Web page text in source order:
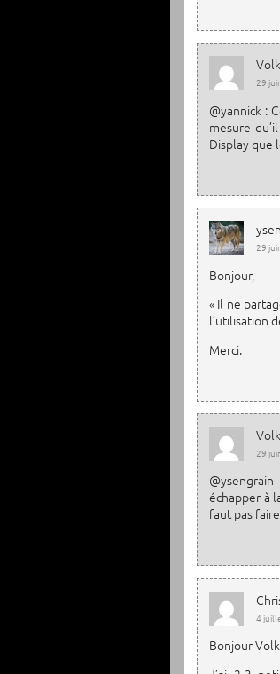
29
@yannick :
mesure
Display que
29
Bonjour,
« Il ne
l’utilisation
Merci.
29
échapper à
faut pas
4
Bonjour